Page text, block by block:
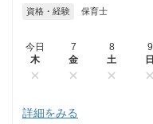
資格・経験 保育士
今日
木
7
金
8
土
9
日
詳細をみる